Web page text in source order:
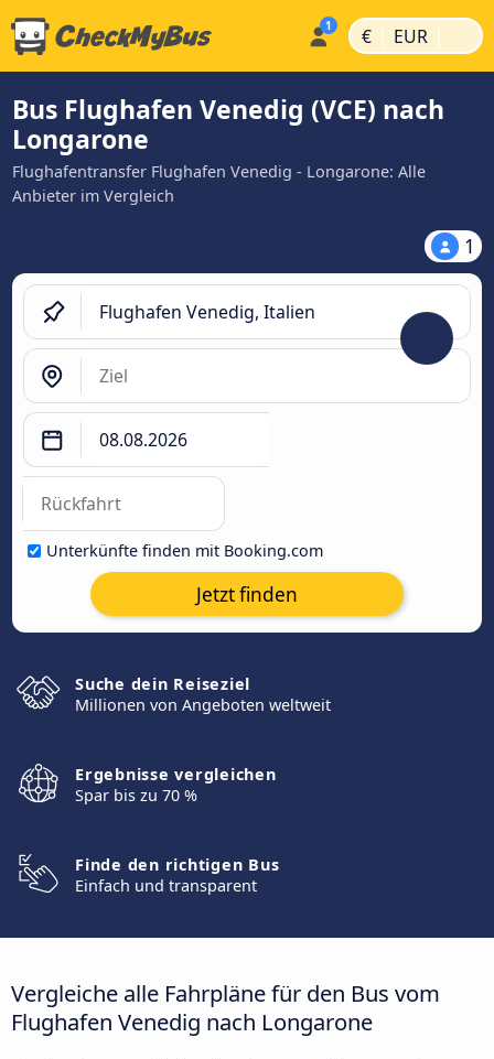
€ | EUR |
Bus Flughafen Venedig (VCE) nach
Longarone
Flughafentransfer Flughafen Venedig - Longarone: Alle
Anbieter im Vergleich
1
Unterkünfte finden mit Booking.com
Jetzt finden
Suche dein Reiseziel
Millionen von Angeboten weltweit
Ergebnisse vergleichen
Spar bis zu 70 %
Finde den richtigen Bus
Einfach und transparent
Vergleiche alle Fahrpläne für den Bus vom
Flughafen Venedig nach Longarone